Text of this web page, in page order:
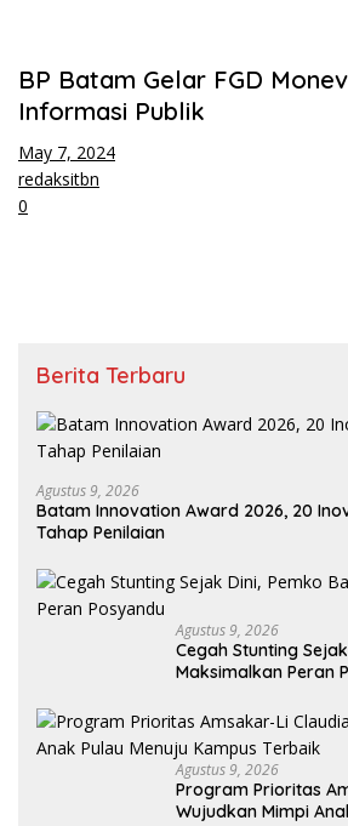
BP Batam Gelar FGD
Informasi Publik
May 7, 2024
redaksitbn
0
Berita Terbaru
Agustus 9, 2026
Batam Innovation Award 2026, 20
Tahap Penilaian
Agustus 9, 2026
Cegah Stunting
Maksimalkan Peran
Agustus 9, 2026
Program Prioritas
Wujudkan Mimpi